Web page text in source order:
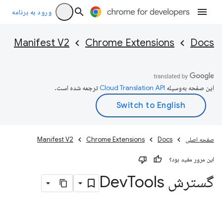
ورود به برنامه
Docs
Chrome Extensions
Manifest V2
این صفحه به‌وسیله ترجمه شده است.
صفحه اصلی Docs
Chrome Extensions
Manifest V2
این مرور مفید بود؟
گسترش Dev Tools